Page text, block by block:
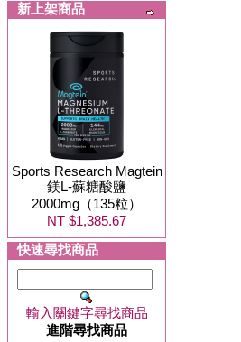
新上架商品
Sports Research Magtein
鎂L-蘇糖酸鹽
2000mg（135粒）
NT $1,385.67
快速尋找商品
輸入關鍵字尋找商品
進階尋找商品